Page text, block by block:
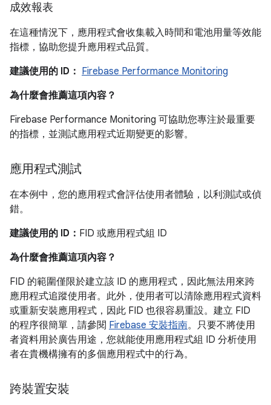
成效報表
在這種情況下，應用程式會收集載入時間和電池用量等效能
指標，協助您提升應用程式品質。
建議使用的 ID： Firebase Performance Monitoring
為什麼會推薦這項內容？
Firebase Performance Monitoring 可協助您專注於最重要
的指標，並測試應用程式近期變更的影響。
應用程式測試
在本例中，您的應用程式會評估使用者體驗，以利測試或偵
錯。
建議使用的 ID： FID 或應用程式組 ID
為什麼會推薦這項內容？
FID 的範圍僅限於建立該 ID 的應用程式，因此無法用來跨
應用程式追蹤使用者。此外，使用者可以清除應用程式資料
或重新安裝應用程式，因此 FID 也很容易重設。建立 FID
的程序很簡單，請參閱 Firebase 安裝指南。只要不將使用
者資料用於廣告用途，您就能使用應用程式組 ID 分析使用
者在貴機構擁有的多個應用程式中的行為。
跨裝置安裝